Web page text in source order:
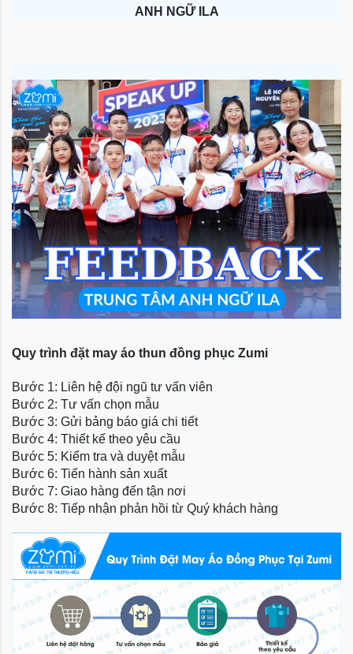
ANH NGỮ ILA
Quy trình đặt may áo thun đồng phục Zumi
Bước 1: Liên hệ đội ngũ tư vấn viên
Bước 2: Tư vấn chọn mẫu
Bước 3: Gửi bảng báo giá chi tiết
Bước 4: Thiết kế theo yêu cầu
Bước 5: Kiểm tra và duyệt mẫu
Bước 6: Tiến hành sản xuất
Bước 7: Giao hàng đến tận nơi
Bước 8: Tiếp nhận phản hồi từ Quý khách hàng